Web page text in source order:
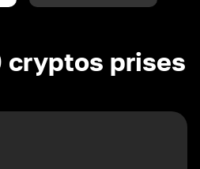
cryptos prises